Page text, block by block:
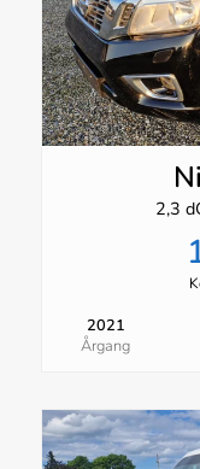
2,3
2021
Årgang